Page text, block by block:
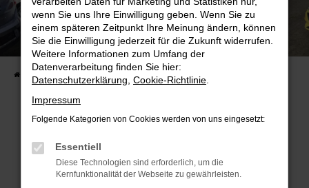
Unser Fahrzeugbestand vor Ort
Entdecken Sie unsere sofort verfügbaren
Fahrzeugangebote
Fehler: Network Error
Beim Laden ist ein Fehler aufgetreten.
Hier sind ein paar Tipps, die dir helfen können:
wenn Sie uns Ihre Einwilligung geben. Wenn Sie zu
einem späteren Zeitpunkt Ihre Meinung ändern, können
Sie die Einwilligung jederzeit für die Zukunft widerrufen.
Weitere Informationen zum Umfang der
Datenverarbeitung finden Sie hier:
Datenschutzerklärung Cookie-Richtlinie
Impressum
Folgende Kategorien von Cookies werden von uns eingesetzt:
Essentiell
Diese Technologien sind erforderlich, um die
Kernfunktionalität der Webseite zu gewährleisten.